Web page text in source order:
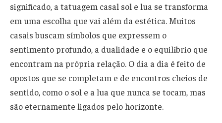
significado, a tatuagem casal sol e lua se transforma
em uma escolha que vai além da estética. Muitos
casais buscam símbolos que expressem o
sentimento profundo, a dualidade e o equilíbrio que
encontram na própria relação. O dia a dia é feito de
opostos que se completam e de encontros cheios de
sentido, como o sol e a lua que nunca se tocam, mas
são eternamente ligados pelo horizonte.